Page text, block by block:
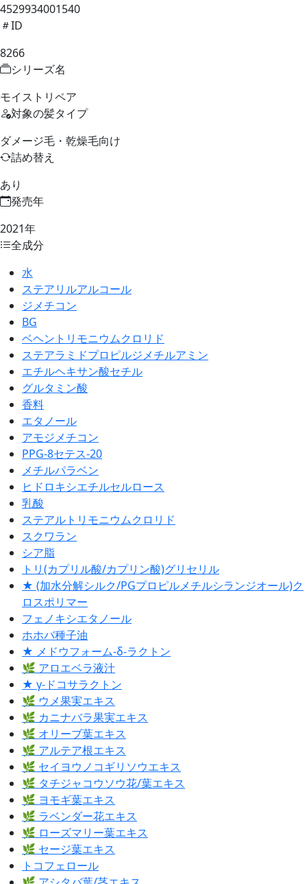
4529934001540
ID
8266
シリーズ名
モイストリペア
対象の髪タイプ
ダメージ毛・乾燥毛向け
詰め替え
あり
発売年
2021年
全成分
水
ステアリルアルコール
ジメチコン
BG
ベヘントリモニウムクロリド
ステアラミドプロピルジメチルアミン
エチルヘキサン酸セチル
グルタミン酸
香料
エタノール
アモジメチコン
PPG-8セテス-20
メチルパラベン
ヒドロキシエチルセルロース
乳酸
ステアルトリモニウムクロリド
スクワラン
シア脂
トリ(カプリル酸/カプリン酸)グリセリル
★ (加水分解シルク/PGプロピルメチルシランジオール)ク
ロスポリマー
フェノキシエタノール
ホホバ種子油
★ メドウフォーム-δ-ラクトン
🌿 アロエベラ液汁
★ γ-ドコサラクトン
🌿 ウメ果実エキス
🌿 カニナバラ果実エキス
🌿 オリーブ葉エキス
🌿 アルテア根エキス
🌿 セイヨウノコギリソウエキス
🌿 タチジャコウソウ花/葉エキス
🌿 ヨモギ葉エキス
🌿 ラベンダー花エキス
🌿 ローズマリー葉エキス
🌿 セージ葉エキス
トコフェロール